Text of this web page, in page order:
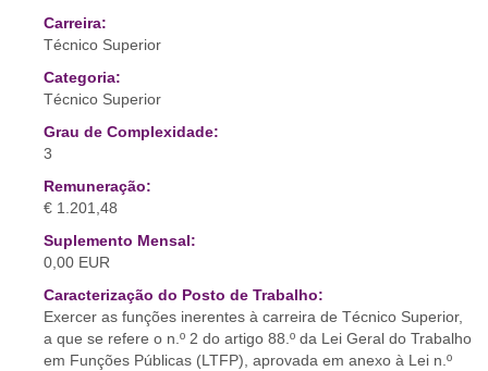
Carreira:
Técnico Superior
Categoria:
Técnico Superior
Grau de Complexidade:
3
Remuneração:
€ 1.201,48
Suplemento Mensal:
0,00 EUR
Caracterização do Posto de Trabalho:
Exercer as funções inerentes à carreira de Técnico Superior,
a que se refere o n.º 2 do artigo 88.º da Lei Geral do Trabalho
em Funções Públicas (LTFP), aprovada em anexo à Lei n.º